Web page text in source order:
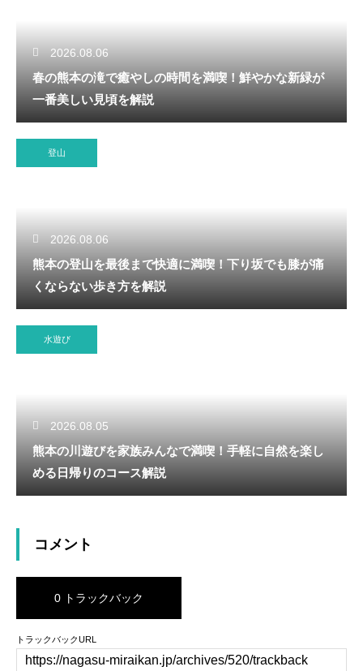
2026.08.06
春の熊本の滝で癒やしの時間を満喫！鮮やかな新緑が
一番美しい見頃を解説
登山
2026.08.06
熊本の登山を最後まで快適に満喫！下り坂でも膝が痛
くならない歩き方を解説
水遊び
2026.08.05
熊本の川遊びを家族みんなで満喫！手軽に自然を楽し
める日帰りのコース解説
コメント
0 トラックバック
トラックバックURL